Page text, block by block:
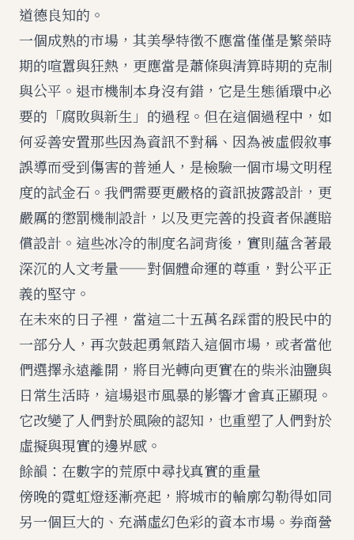
道德良知的。
一個成熟的市場，其美學特徵不應當僅僅是繁榮時
期的喧囂與狂熱，更應當是蕭條與清算時期的克制
與公平。退市機制本身沒有錯，它是生態循環中必
要的「腐敗與新生」的過程。但在這個過程中，如
何妥善安置那些因為資訊不對稱、因為被虛假敘事
誤導而受到傷害的普通人，是檢驗一個市場文明程
度的試金石。我們需要更嚴格的資訊披露設計，更
嚴厲的懲罰機制設計，以及更完善的投資者保護賠
償設計。這些冰冷的制度名詞背後，實則蘊含著最
深沉的人文考量——對個體命運的尊重，對公平正
義的堅守。
在未來的日子裡，當這二十五萬名踩雷的股民中的
一部分人，再次鼓起勇氣踏入這個市場，或者當他
們選擇永遠離開，將目光轉向更實在的柴米油鹽與
日常生活時，這場退市風暴的影響才會真正顯現。
它改變了人們對於風險的認知，也重塑了人們對於
虛擬與現實的邊界感。
餘韻：在數字的荒原中尋找真實的重量
傍晚的霓虹燈逐漸亮起，將城市的輪廓勾勒得如同
另一個巨大的、充滿虛幻色彩的資本市場。券商營